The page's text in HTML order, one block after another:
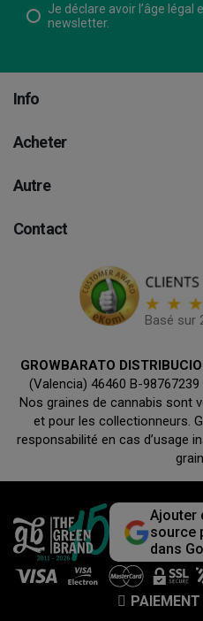
Je déclare avoir l’âge légal
newsletter.
Info
Acheter
Autre
Contact
Basé sur
GROWBARATO
(Valencia) 46460 B-
Nos graines de cannabis sont
et pour les collectionneurs.
responsabilité en cas d’usage
Ajouter
source
dans
PAIEMENT